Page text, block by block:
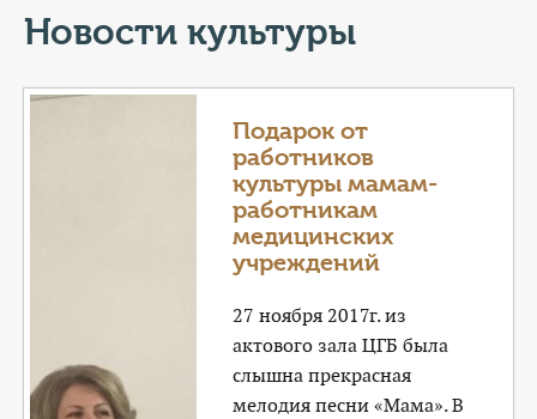
КОНТАКТЫ
ТАРИФЫ
Новости культуры
Подарок от
работников
культуры мамам-
работникам
медицинских
учреждений
27 ноября 2017г. из
актового зала ЦГБ была
слышна прекрасная
мелодия песни «Мама». В